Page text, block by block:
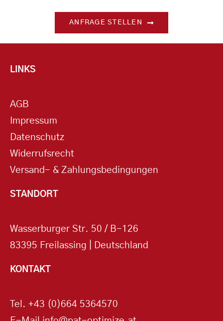
ANFRAGE STELLEN
LINKS
AGB
Impressum
Datenschutz
Widerrufsrecht
Versand- & Zahlungsbedingungen
STANDORT
Wasserburger Str. 50 / B-126
83395 Freilassing | Deutschland
KONTAKT
Tel. +43 (0)664 5364570